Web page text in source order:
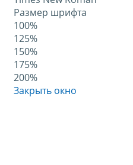
Размер шрифта
100%
125%
150%
175%
200%
Закрыть окно